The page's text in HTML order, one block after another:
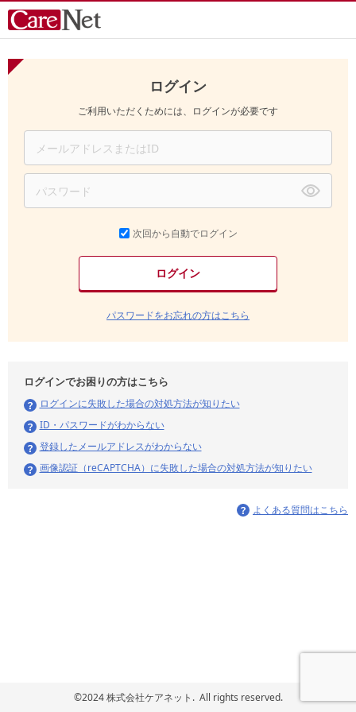
ログイン
ご利用いただくためには、ログインが必要です
次回から自動でログイン
パスワードをお忘れの方はこちら
ログインでお困りの方はこちら
ログインに失敗した場合の対処方法が知りたい
ID・パスワードがわからない
登録したメールアドレスがわからない
画像認証（reCAPTCHA）に失敗した場合の対処方法が知りたい
よくある質問はこちら
©2024 株式会社ケアネット. All rights reserved.